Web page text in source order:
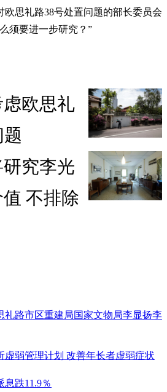
欧思礼路38号处置问题的部长委员会
须要进一步研究？”
欧思礼
究李光
不排除
礼路市区重建局国家文物局李显扬李
虚弱管理计划 改善年长者虚弱症状
息跌11.9％